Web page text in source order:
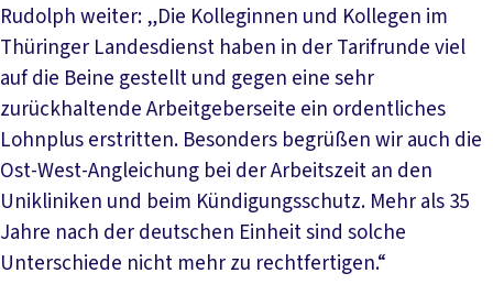
Rudolph weiter: „Die Kolleginnen und Kollegen im
Thüringer Landesdienst haben in der Tarifrunde viel
auf die Beine gestellt und gegen eine sehr
zurückhaltende Arbeitgeberseite ein ordentliches
Lohnplus erstritten. Besonders begrüßen wir auch die
Ost-West-Angleichung bei der Arbeitszeit an den
Unikliniken und beim Kündigungsschutz. Mehr als 35
Jahre nach der deutschen Einheit sind solche
Unterschiede nicht mehr zu rechtfertigen.“